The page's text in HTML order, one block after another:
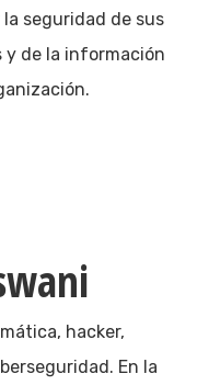
seguridad de sus
y de la información
hacker,
En la